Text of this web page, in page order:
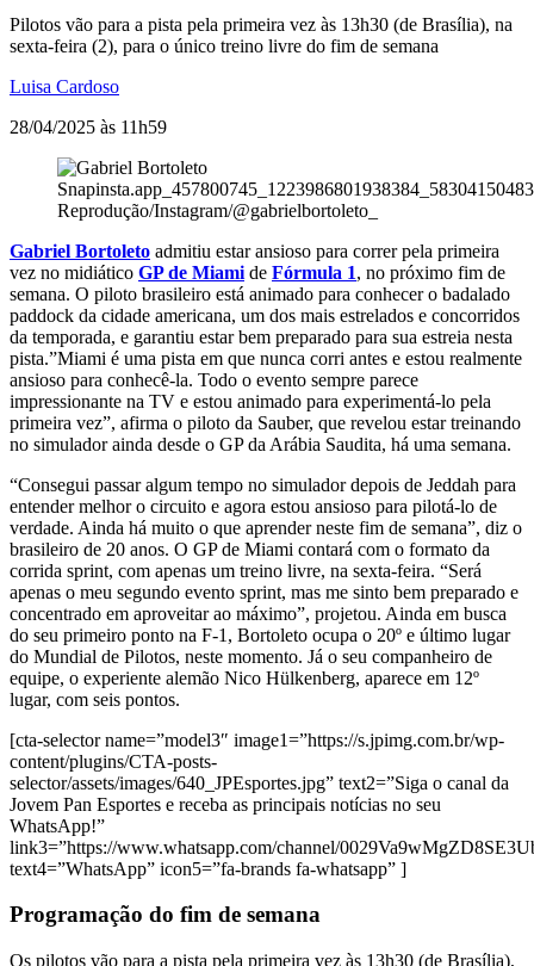
Pilotos vão para a pista pela primeira vez às 13h30 (de Brasília), na
sexta-feira (2), para o único treino livre do fim de semana
Luisa Cardoso
28/04/2025 às 11h59
Reprodução/Instagram/@gabrielbortoleto_
Gabriel Bortoleto admitiu estar ansioso para correr pela primeira
vez no midiático GP de Miami de Fórmula 1, no próximo fim de
semana. O piloto brasileiro está animado para conhecer o badalado
paddock da cidade americana, um dos mais estrelados e concorridos
da temporada, e garantiu estar bem preparado para sua estreia nesta
pista.”Miami é uma pista em que nunca corri antes e estou realmente
ansioso para conhecê-la. Todo o evento sempre parece
impressionante na TV e estou animado para experimentá-lo pela
primeira vez”, afirma o piloto da Sauber, que revelou estar treinando
no simulador ainda desde o GP da Arábia Saudita, há uma semana.
“Consegui passar algum tempo no simulador depois de Jeddah para
entender melhor o circuito e agora estou ansioso para pilotá-lo de
verdade. Ainda há muito o que aprender neste fim de semana”, diz o
brasileiro de 20 anos. O GP de Miami contará com o formato da
corrida sprint, com apenas um treino livre, na sexta-feira. “Será
apenas o meu segundo evento sprint, mas me sinto bem preparado e
concentrado em aproveitar ao máximo”, projetou. Ainda em busca
do seu primeiro ponto na F-1, Bortoleto ocupa o 20º e último lugar
do Mundial de Pilotos, neste momento. Já o seu companheiro de
equipe, o experiente alemão Nico Hülkenberg, aparece em 12º
lugar, com seis pontos.
[cta-selector name=”model3″ image1=”https://s.jpimg.com.br/wp-
content/plugins/CTA-posts-
selector/assets/images/640_JPEsportes.jpg” text2=”Siga o canal da
Jovem Pan Esportes e receba as principais notícias no seu
WhatsApp!”
link3=”https://www.whatsapp.com/channel/
text4=”WhatsApp” icon5=”fa-brands fa-whatsapp” ]
Programação do fim de semana
Os pilotos vão para a pista pela primeira vez às 13h30 (de Brasília),